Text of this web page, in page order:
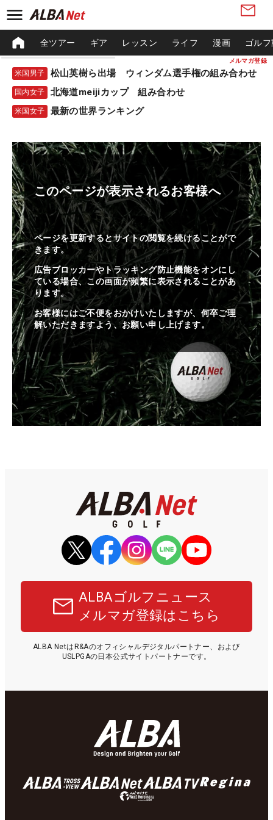
メルマガ登録
全ツアー ギア レッスン ライフ 漫画 ゴル
米国男子 松山英樹ら出場 ウィンダム選手権の組み合わせ
国内女子 北海道meijiカップ 組み合わせ
米国女子 最新の世界ランキング
このページが表示されるお客様へ
ページを更新するとサイトの閲覧を続けることがで
きます。
広告ブロッカーやトラッキング防止機能をオンにし
ている場合、この画面が頻繁に表示されることがあ
ります。
お客様にはご不便をおかけいたしますが、何卒ご理
解いただきますよう、お願い申し上げます。
ALBAゴルフニュース
メルマガ登録はこちら
ALBA NetはR&Aのオフィシャルデジタルパートナー、および
USLPGAの日本公式サイトパートナーです。